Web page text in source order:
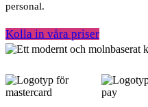
personal.
Kolla in våra priser